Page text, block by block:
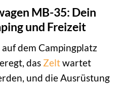
MB-35: Dein
und Freizeit
dem Campingplatz
das Zeltwartet
und die Ausrüstung